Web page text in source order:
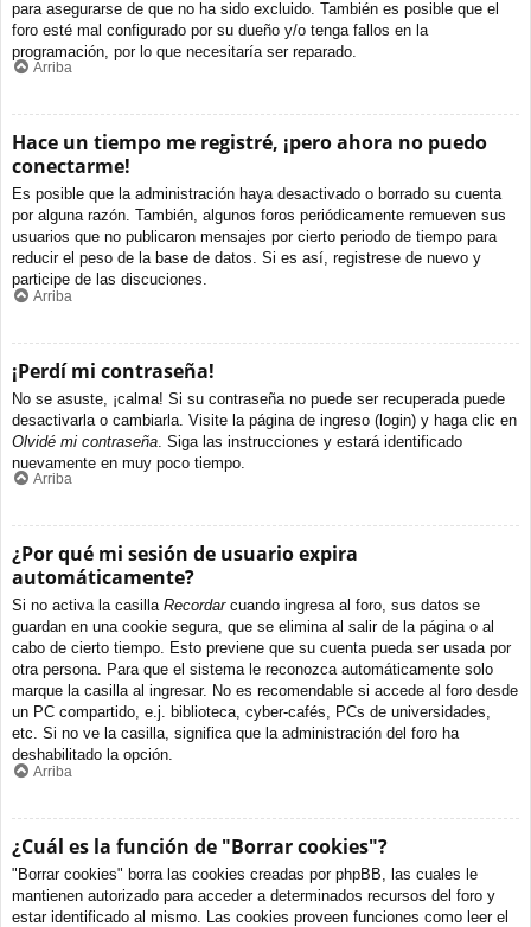
para asegurarse de que no ha sido excluido. También es posible que el
foro esté mal configurado por su dueño y/o tenga fallos en la
programación, por lo que necesitaría ser reparado.
Arriba
Hace un tiempo me registré, ¡pero ahora no puedo
conectarme!
Es posible que la administración haya desactivado o borrado su cuenta
por alguna razón. También, algunos foros periódicamente remueven sus
usuarios que no publicaron mensajes por cierto periodo de tiempo para
reducir el peso de la base de datos. Si es así, registrese de nuevo y
participe de las discuciones.
Arriba
¡Perdí mi contraseña!
No se asuste, ¡calma! Si su contraseña no puede ser recuperada puede
desactivarla o cambiarla. Visite la página de ingreso (login) y haga clic en
Olvidé mi contraseña . Siga las instrucciones y estará identificado
nuevamente en muy poco tiempo.
Arriba
¿Por qué mi sesión de usuario expira
automáticamente?
Si no activa la casilla Recordarcuando ingresa al foro, sus datos se
guardan en una cookie segura, que se elimina al salir de la página o al
cabo de cierto tiempo. Esto previene que su cuenta pueda ser usada por
otra persona. Para que el sistema le reconozca automáticamente solo
marque la casilla al ingresar. No es recomendable si accede al foro desde
un PC compartido, e.j. biblioteca, cyber-cafés, PCs de universidades,
etc. Si no ve la casilla, significa que la administración del foro ha
deshabilitado la opción.
Arriba
¿Cuál es la función de "Borrar cookies"?
"Borrar cookies" borra las cookies creadas por phpBB, las cuales le
mantienen autorizado para acceder a determinados recursos del foro y
estar identificado al mismo. Las cookies proveen funciones como leer el